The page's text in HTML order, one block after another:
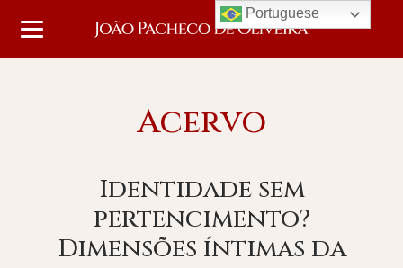
Acervo
Identidade sem
pertencimento?
Dimensões íntimas da
Portuguese